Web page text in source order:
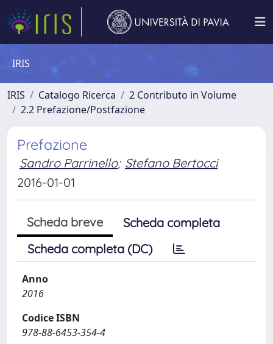
IRIS
IRIS Catalogo Ricerca
2 Contributo in Volume
2.2 Prefazione/Postfazione
Prefazione
Sandro Parrinello; Stefano Bertocci
2016-01-01
Scheda breve
Scheda completa
Scheda completa (DC)
Anno
2016
Codice ISBN
978-88-6453-354-4